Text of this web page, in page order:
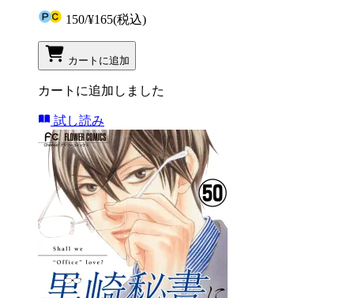
150/¥165(税込)
カートに追加
カートに追加しました
試し読み